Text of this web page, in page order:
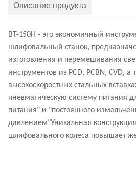
Описание продукта
BT-150H - это экономичный
шлифовальный станок,
изготовления и перемешивания
инструментов из PCD, PCBN, CVD,
высокоскоростных стальных
пневматическую систему питания
питания" и "постоянного
давлением"Уникальная
шлифовального колеса повышает